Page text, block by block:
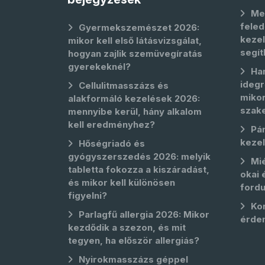
Gyermekszemészet 2026:
mikor kell első látásvizsgálat,
hogyan zajlik szemüvegíratás
gyerekeknél?
Cellulitmasszázs és
alakformáló kezelések 2026:
mennyibe kerül, hány alkalom
kell eredményhez?
Hőségriadó és
gyógyszerszedés 2026: melyik
tabletta fokozza a kiszáradást,
és mikor kell különösen
figyelni?
Parlagfű allergia 2026: Mikor
kezdődik a szezon, és mit
tegyen, ha először allergiás?
Nyirokmasszázs géppel
okai